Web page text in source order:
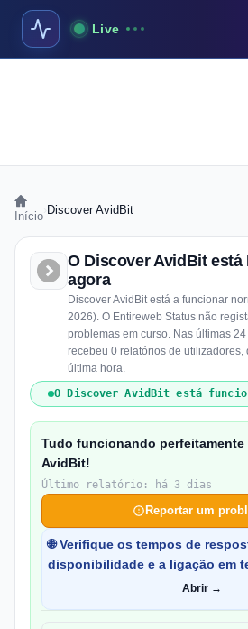
Live
Início Discover AvidBit
O Discover AvidBit está
agora
Discover AvidBit está a funcionar
2026). O Entireweb Status não
problemas em curso. Nas últimas
recebeu 0 relatórios de utilizadores,
última hora.
O Discover AvidBit está
Tudo funcionando perfeitamente
AvidBit!
Último relatório: há 3 dias
Reportar um
🌐 Verifique os tempos de
disponibilidade e a ligação em
Abrir →